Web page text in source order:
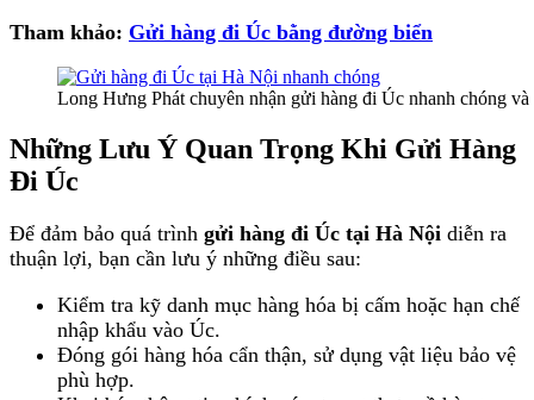
Tham khảo: Gửi hàng đi Úc bằng đường biển
Long Hưng Phát chuyên nhận gửi hàng đi Úc nhanh chóng và
Những Lưu Ý Quan Trọng Khi Gửi Hàng
Đi Úc
Để đảm bảo quá trình gửi hàng đi Úc tại Hà Nội diễn ra
thuận lợi, bạn cần lưu ý những điều sau:
Kiểm tra kỹ danh mục hàng hóa bị cấm hoặc hạn chế
nhập khẩu vào Úc.
Đóng gói hàng hóa cẩn thận, sử dụng vật liệu bảo vệ
phù hợp.